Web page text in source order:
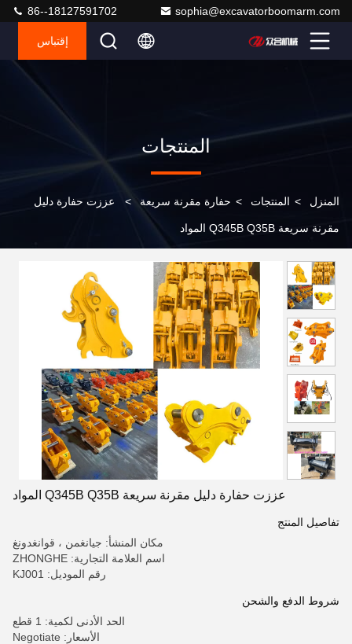
sophia@excavatorboomarm.com
86--18127591702
إقتباس
المنتجات
المنزل > المنتجات > حفارة مقرنة سريعة > عززت حفارة دليل
مقرنة سريعة Q345B Q35B المواد
عززت حفارة دليل مقرنة سريعة Q345B Q35B المواد
تفاصيل المنتج
مكان المنشأ: جيانغمن ، قوانغدونغ
اسم العلامة التجارية: ZHONGHE
رقم الموديل: KJ001
شروط الدفع والشحن
الحد الأدنى لكمية: 1 قطع
الأسعار: Negotiate